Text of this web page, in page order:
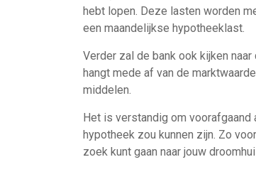
hebt lopen. Deze lasten worden
een maandelijkse hypotheeklast.
Verder zal de bank ook kijken
hangt mede af van de
middelen.
Het is verstandig om voorafgaand
hypotheek zou kunnen zijn. Zo
zoek kunt gaan naar jouw